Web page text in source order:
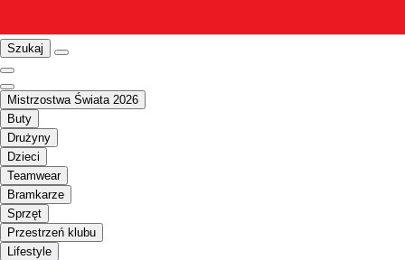
Szukaj
Mistrzostwa Świata 2026
Buty
Drużyny
Dzieci
Teamwear
Bramkarze
Sprzęt
Przestrzeń klubu
Lifestyle